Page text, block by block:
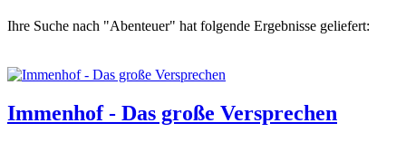
Ihre Suche nach "Abenteuer" hat folgende Ergebnisse geliefert:
Immenhof - Das große Versprechen